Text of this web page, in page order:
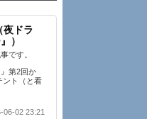
夜ドラ
）
です。
第2回か
ント（と看
06-02 23:21